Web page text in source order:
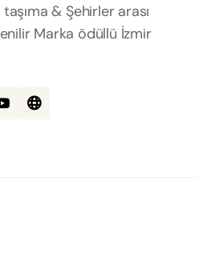
& Şehirler arası
Marka ödüllü İzmir